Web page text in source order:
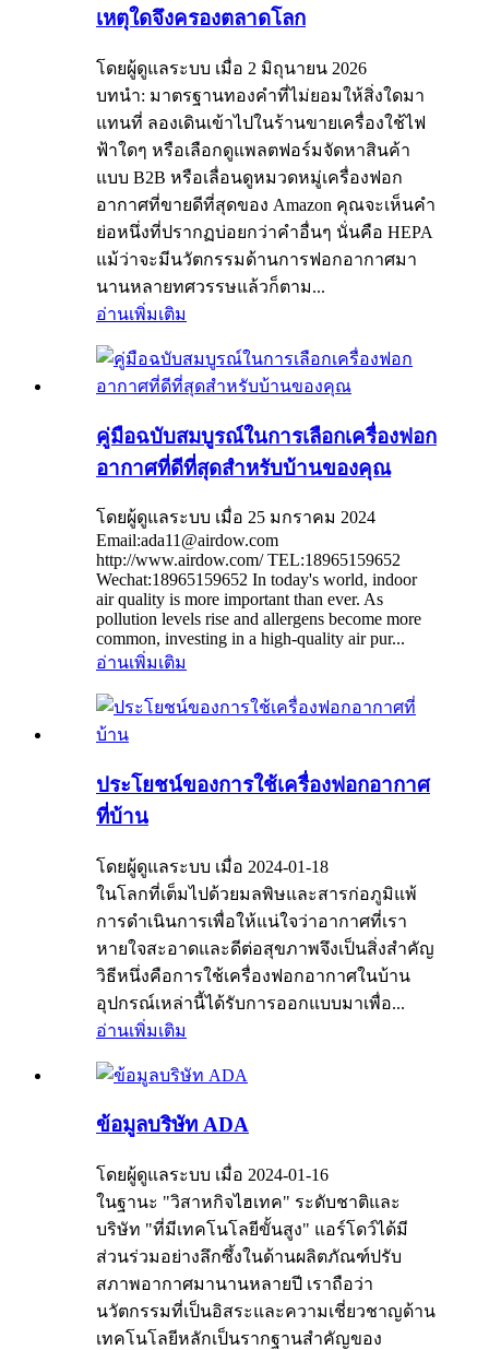
เหตุใดจึงครองตลาดโลก
โดยผู้ดูแลระบบ เมื่อ 2 มิถุนายน 2026
บทนำ: มาตรฐานทองคำที่ไม่ยอมให้สิ่งใดมา
แทนที่ ลองเดินเข้าไปในร้านขายเครื่องใช้ไฟ
ฟ้าใดๆ หรือเลือกดูแพลตฟอร์มจัดหาสินค้า
แบบ B2B หรือเลื่อนดูหมวดหมู่เครื่องฟอก
อากาศที่ขายดีที่สุดของ Amazon คุณจะเห็นคำ
ย่อหนึ่งที่ปรากฏบ่อยกว่าคำอื่นๆ นั่นคือ HEPA
แม้ว่าจะมีนวัตกรรมด้านการฟอกอากาศมา
นานหลายทศวรรษแล้วก็ตาม...
อ่านเพิ่มเติม
คู่มือฉบับสมบูรณ์ในการเลือกเครื่องฟอก
อากาศที่ดีที่สุดสำหรับบ้านของคุณ
โดยผู้ดูแลระบบ เมื่อ 25 มกราคม 2024
Email:ada11@airdow.com
http://www.airdow.com/ TEL:18965159652
Wechat:18965159652 In today's world, indoor
air quality is more important than ever. As
pollution levels rise and allergens become more
common, investing in a high-quality air pur...
อ่านเพิ่มเติม
ประโยชน์ของการใช้เครื่องฟอกอากาศ
ที่บ้าน
โดยผู้ดูแลระบบ เมื่อ 2024-01-18
ในโลกที่เต็มไปด้วยมลพิษและสารก่อภูมิแพ้
การดำเนินการเพื่อให้แน่ใจว่าอากาศที่เรา
หายใจสะอาดและดีต่อสุขภาพจึงเป็นสิ่งสำคัญ
วิธีหนึ่งคือการใช้เครื่องฟอกอากาศในบ้าน
อุปกรณ์เหล่านี้ได้รับการออกแบบมาเพื่อ...
อ่านเพิ่มเติม
ข้อมูลบริษัท ADA
โดยผู้ดูแลระบบ เมื่อ 2024-01-16
ในฐานะ "วิสาหกิจไฮเทค" ระดับชาติและ
บริษัท "ที่มีเทคโนโลยีขั้นสูง" แอร์โดว์ได้มี
ส่วนร่วมอย่างลึกซึ้งในด้านผลิตภัณฑ์ปรับ
สภาพอากาศมานานหลายปี เราถือว่า
นวัตกรรมที่เป็นอิสระและความเชี่ยวชาญด้าน
เทคโนโลยีหลักเป็นรากฐานสำคัญของ